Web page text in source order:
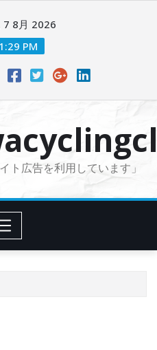
7 8月 2026
PM
ト広告を利用しています」